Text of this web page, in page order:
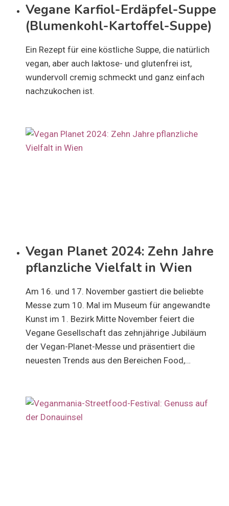
Vegane Karfiol-Erdäpfel-Suppe
(Blumenkohl-Kartoffel-Suppe)
Ein Rezept für eine köstliche Suppe, die natürlich
vegan, aber auch laktose- und glutenfrei ist,
wundervoll cremig schmeckt und ganz einfach
nachzukochen ist.
Vegan Planet 2024: Zehn Jahre
pflanzliche Vielfalt in Wien
Am 16. und 17. November gastiert die beliebte
Messe zum 10. Mal im Museum für angewandte
Kunst im 1. Bezirk Mitte November feiert die
Vegane Gesellschaft das zehnjährige Jubiläum
der Vegan-Planet-Messe und präsentiert die
neuesten Trends aus den Bereichen Food,…